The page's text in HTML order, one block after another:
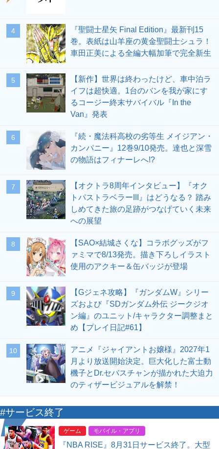
4
『聖闘士星矢 Final Edition』最新刊15
巻。表紙は山羊座の黄金聖闘士シュラ！
車田正美による全編大幅加筆で完全新生
5
【新作】世界は終わったけど、車中泊ラ
イフは超快適。1台のバンを我が家にす
るコージー終末サバイバル『In the
Van』発表
6
『続・魔法科高校の劣等生 メイジアン・
カンパニー』12巻9/10発売。達也と深雪
の物語はフィナーレへ!?
7
【オクトラ8周年インタビュー】『オク
トパストラベラーIII』はどうなる？ 踏み
しめてきた旅の足跡がつなげていく未来
への展望
8
【SAO×結城さくな】コラボグッズがフ
ァミマで8/13発売。描き下ろしイラスト
使用のアクキー＆缶バッジが登場
9
【Gジェネ攻略】『ガンダムW』シリー
ズおよび『SDガンダム外伝 ジークジオ
ン編』のユニット/キャラクター調整まと
め【プレイ日記#61】
10
アニメ『ジャイアントお嬢様』2027年1
月より放送開始決定。巨大化した富士動
機子とDr.セバスチャンが描かれた大迫力
のティザービジュアルを解禁！
#サービス終了
ゲーム モバイル・アプリ
『NBA RISE』8月31日サービス終了。大型